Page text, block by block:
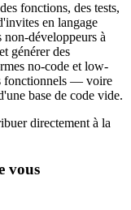
fonctions, des tests,
en langage
à
générer des
no-code et low-
fonctionnels — voire
base de code vide.
directement à la
vous